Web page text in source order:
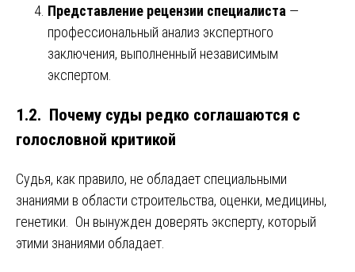
Представление рецензии специалиста —
профессиональный анализ экспертного
заключения, выполненный независимым
экспертом.
1.2. Почему суды редко соглашаются с
голословной критикой
Судья, как правило, не обладает специальными
знаниями в области строительства, оценки, медицины,
генетики. Он вынужден доверять эксперту, который
этими знаниями обладает.